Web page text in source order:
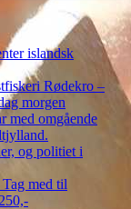
islandsk
Rødekro –
morgen
med omgående
og politiet i
med til